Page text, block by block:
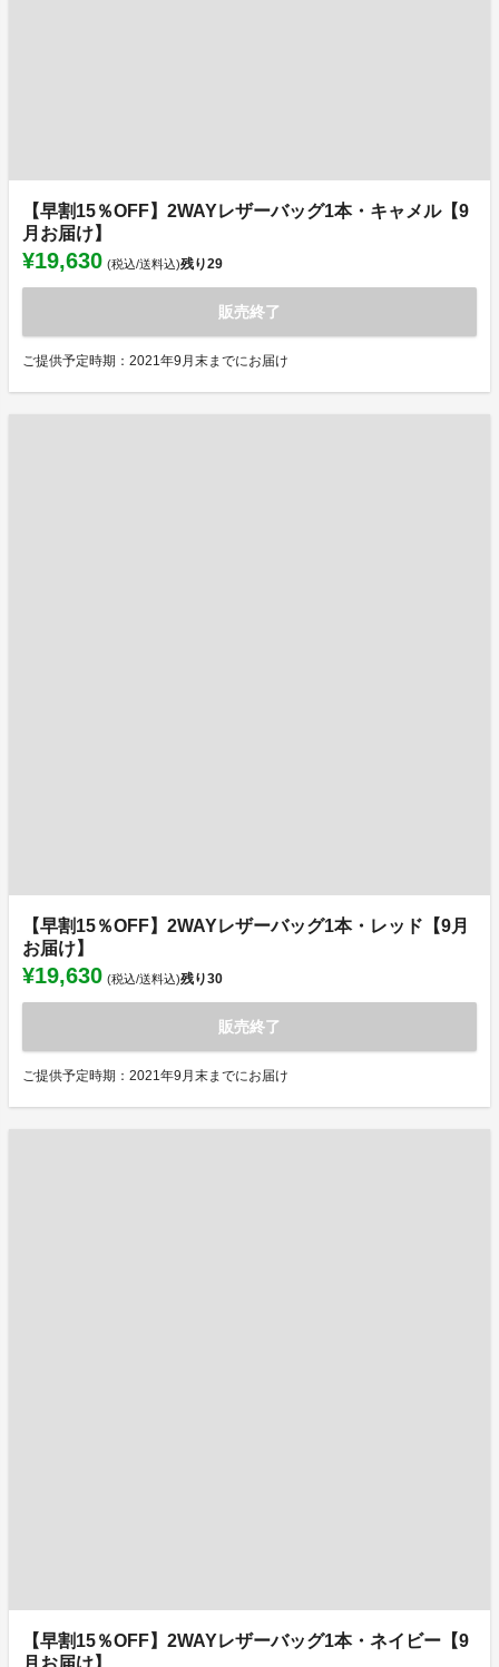
【早割15％OFF】2WAYレザーバッグ1本・キャメル【9
月お届け】
¥19,630 (税込/送料込)残り29
販売終了
ご提供予定時期：2021年9月末までにお届け
【早割15％OFF】2WAYレザーバッグ1本・レッド【9月
お届け】
¥19,630 (税込/送料込)残り30
販売終了
ご提供予定時期：2021年9月末までにお届け
【早割15％OFF】2WAYレザーバッグ1本・ネイビー【9